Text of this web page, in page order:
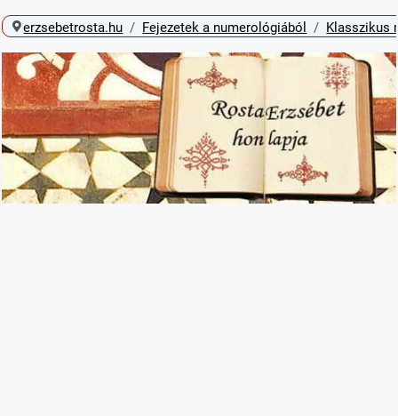
erzsebetrosta.hu Fejezetek a numerológiából Klasszikus